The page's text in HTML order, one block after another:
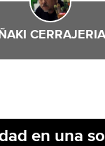
IÑAKI
en una